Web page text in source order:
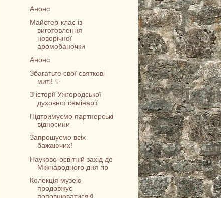
Анонс
Майстер-клас із
виготовлення
новорічної
аромобаночки
Анонс
Збагатьте свої святкові
миті! ✨
З історії Ужгородської
духовної семінарії
Підтримуємо партнерські
відносини
Запрошуємо всіх
бажаючих!
Науково-освітній захід до
Міжнародного дня гір
Колекція музею
продовжує